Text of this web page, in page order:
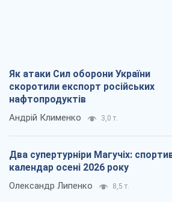
Як атаки Сил оборони України
скоротили експорт російських
нафтопродуктів
Андрій Клименко 3,0 т.
Два супертурніри Магучіх:
календар осені 2026 року
Олександр Липенко 8,5 т.